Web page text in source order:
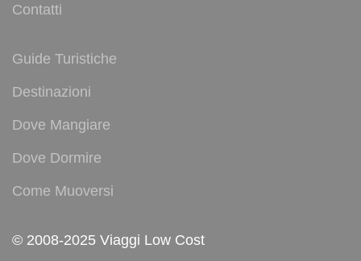
Contatti
Guide Turistiche
Destinazioni
Dove Mangiare
Dove Dormire
Come Muoversi
© 2008-2025 Viaggi Low Cost